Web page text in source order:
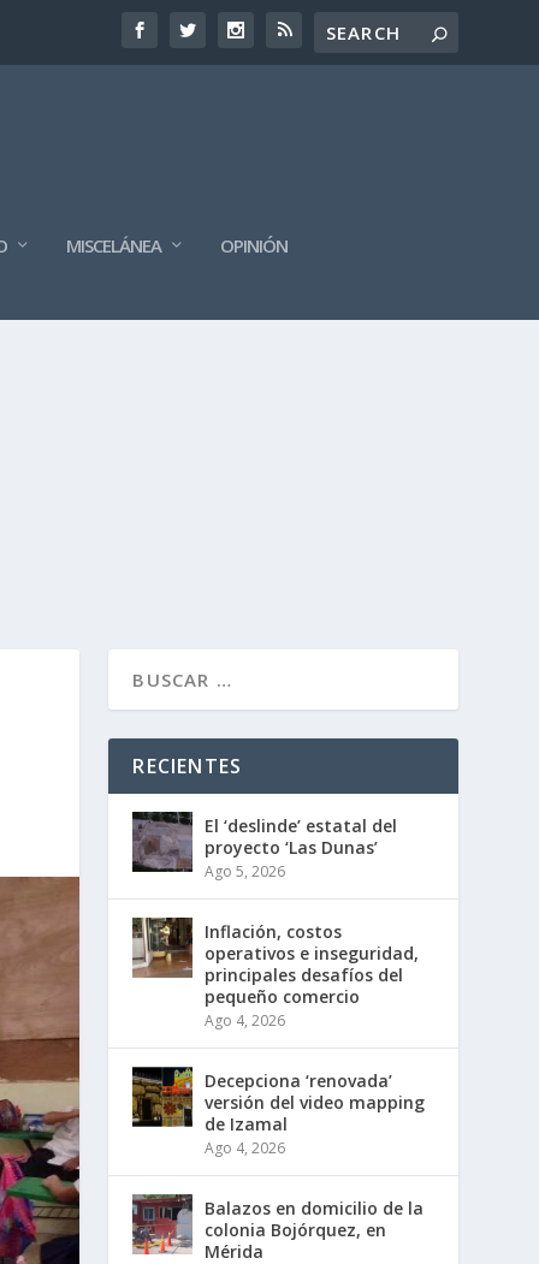
MISCELÁNEA OPINIÓN
RECIENTES
El ‘deslinde’ estatal del
proyecto ‘Las Dunas’
Ago 5, 2026
Inflación, costos
operativos e inseguridad,
principales desafíos del
pequeño comercio
Ago 4, 2026
Decepciona ‘renovada’
versión del video mapping
de Izamal
Ago 4, 2026
Balazos en domicilio de la
colonia Bojórquez, en
Mérida